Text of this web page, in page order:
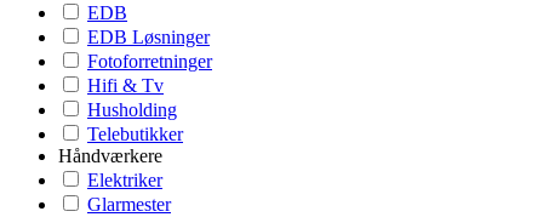
EDB
EDB Løsninger
Fotoforretninger
Hifi & Tv
Husholding
Telebutikker
Håndværkere
Elektriker
Glarmester